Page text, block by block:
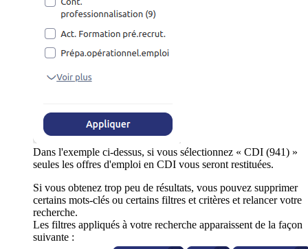
Dans l'exemple ci-dessus, si vous sélectionnez « CDI (941) »
seules les offres d'emploi en CDI vous seront restituées.
Si vous obtenez trop peu de résultats, vous pouvez supprimer
certains mots-clés ou certains filtres et critères et relancer votre
recherche.
Les filtres appliqués à votre recherche apparaissent de la façon
suivante :